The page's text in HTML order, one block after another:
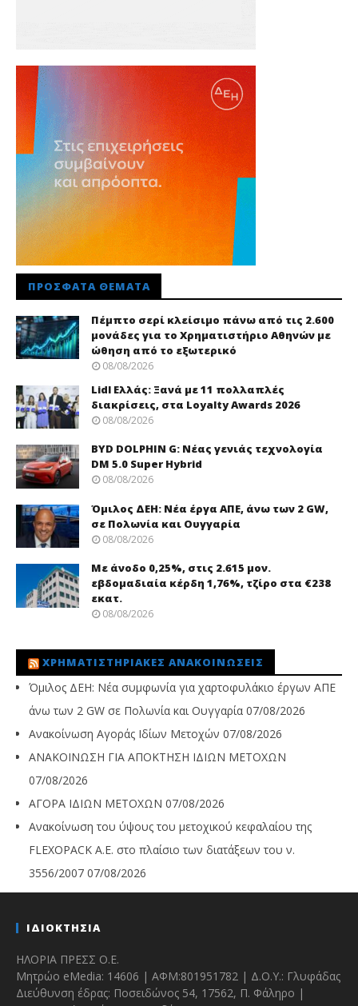
ΠΡΌΣΦΑΤΑ ΘΈΜΑΤΑ
Πέμπτο σερί κλείσιμο πάνω από τις 2.600
μονάδες για το Χρηματιστήριο Αθηνών με
ώθηση από το εξωτερικό
08/08/2026
Lidl Ελλάς: Ξανά με 11 πολλαπλές
διακρίσεις, στα Loyalty Awards 2026
08/08/2026
BYD DOLPHIN G: Νέας γενιάς τεχνολογία
DM 5.0 Super Hybrid
08/08/2026
Όμιλος ΔΕΗ: Νέα έργα ΑΠΕ, άνω των 2 GW,
σε Πολωνία και Ουγγαρία
08/08/2026
Με άνοδο 0,25%, στις 2.615 μον.
εβδομαδιαία κέρδη 1,76%, τζίρο στα €238
εκατ.
08/08/2026
ΧΡΗΜΑΤΙΣΤΗΡΙΑΚΈΣ ΑΝΑΚΟΙΝΏΣΕΙΣ
Όμιλος ΔΕΗ: Νέα συμφωνία για χαρτοφυλάκιο έργων ΑΠΕ
άνω των 2 GW σε Πολωνία και Ουγγαρία 07/08/2026
Ανακοίνωση Αγοράς Ιδίων Μετοχών 07/08/2026
ΑΝΑΚΟΙΝΩΣΗ ΓΙΑ ΑΠΟΚΤΗΣΗ ΙΔΙΩΝ ΜΕΤΟΧΩΝ
07/08/2026
ΑΓΟΡΑ ΙΔΙΩΝ ΜΕΤΟΧΩΝ 07/08/2026
Ανακοίνωση του ύψους του μετοχικού κεφαλαίου της
FLEXOPACK A.E. στο πλαίσιο των διατάξεων του ν.
3556/2007 07/08/2026
ΙΔΙΟΚΤΗΣΙΑ
ΗΛΟΡΙΑ ΠΡΕΣΣ Ο.Ε.
Μητρώο eMedia: 14606 | ΑΦΜ:801951782 | Δ.Ο.Υ.: Γλυφάδας
Διεύθυνση έδρας: Ποσειδώνος 54, 17562, Π. Φάληρο |